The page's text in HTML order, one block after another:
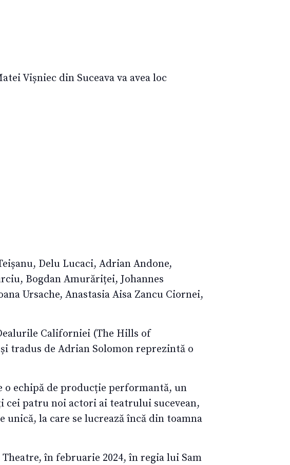
Vișniec din Suceava va avea loc
Delu Lucaci, Adrian Andone,
Bogdan Amurăriței, Johannes
Ursache, Anastasia Aisa Zancu Ciornei,
Californiei (The Hills of
tradus de Adrian Solomon reprezintă o
echipă de producție performantă, un
patru noi actori ai teatrului sucevean,
la care se lucrează încă din toamna
în februarie 2024, în regia lui Sam